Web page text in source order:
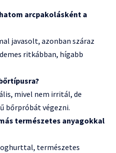
arcpakolásként a
javasolt, azonban száraz
ritkábban, hígabb
mivel nem irritál, de
bőrpróbát végezni.
természetes anyagokkal
természetes